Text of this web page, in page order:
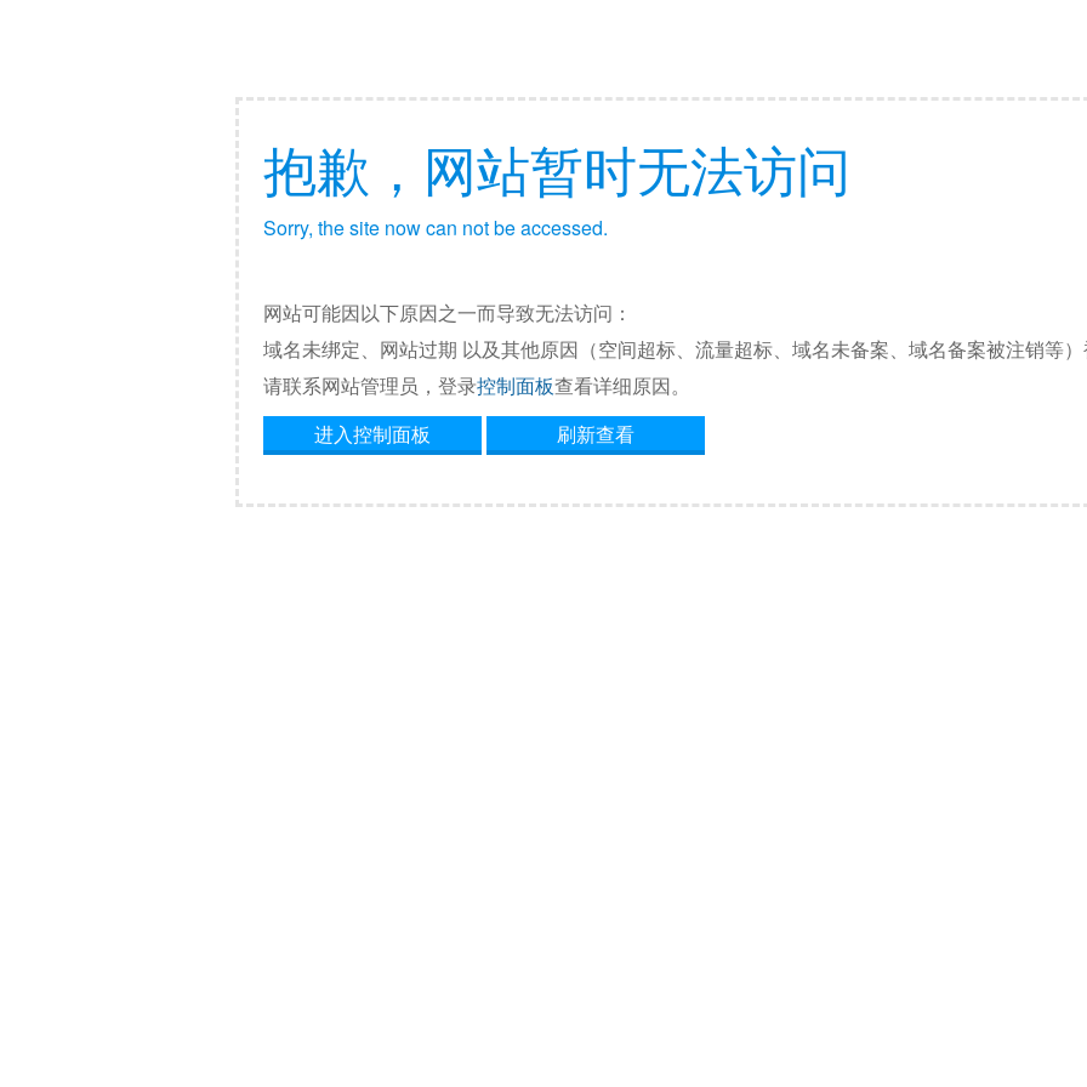
抱歉，网站暂时无法访问
Sorry, the site now can not be accessed.
网站可能因以下原因之一而导致无法访问：
域名未绑定、网站过期 以及其他原因（空间超标、流量超标、域名未备案、域名备案被注销等）
请联系网站管理员，登录控制面板查看详细原因。
进入控制面板
刷新查看